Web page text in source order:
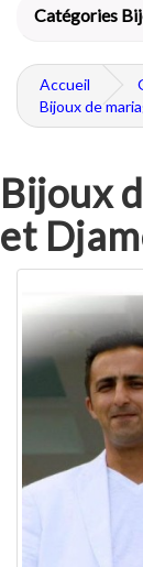
Catégories
Accueil
Bijoux de
Bijoux
et